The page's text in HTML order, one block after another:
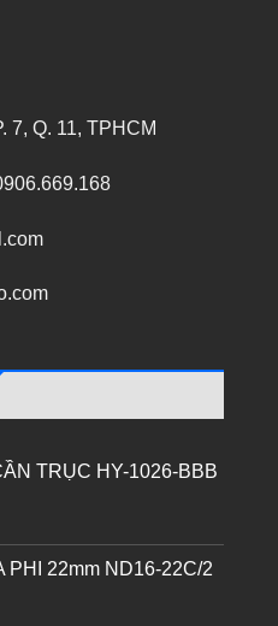
7, Q. 11, TPHCM
TRỤC HY-1026-BBB
PHI 22mm ND16-22C/2